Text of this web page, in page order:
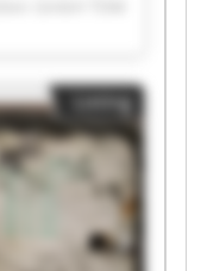
& Medien
GmbH TDM
& Medien
TDM Druck &
GmbH TDM
& Medien
TDM Druck &
GmbH TDM
& Medien
Listing